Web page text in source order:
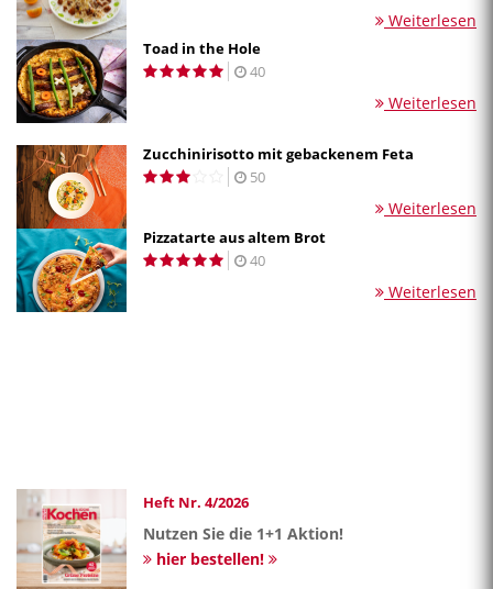
Weiterlesen
Toad in the Hole
40
Weiterlesen
Zucchinirisotto mit gebackenem Feta
50
Weiterlesen
Pizzatarte aus altem Brot
40
Weiterlesen
Heft Nr. 4/2026
Nutzen Sie die 1+1 Aktion!
hier bestellen!